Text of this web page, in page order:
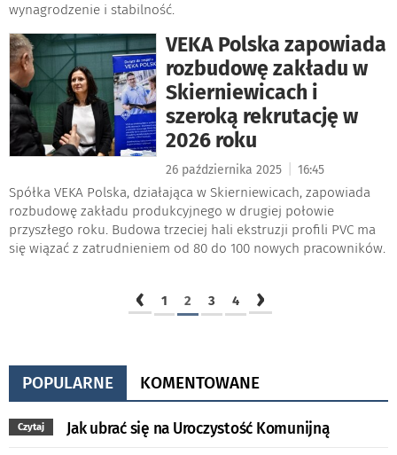
wynagrodzenie i stabilność.
VEKA Polska zapowiada
rozbudowę zakładu w
Skierniewicach i
szeroką rekrutację w
2026 roku
26 października 2025 16:45
Spółka VEKA Polska, działająca w Skierniewicach, zapowiada
rozbudowę zakładu produkcyjnego w drugiej połowie
przyszłego roku. Budowa trzeciej hali ekstruzji profili PVC ma
się wiązać z zatrudnieniem od 80 do 100 nowych pracowników.
‹ 1 2 3 4 ›
POPULARNE KOMENTOWANE
Czytaj Jak ubrać się na Uroczystość Komunijną